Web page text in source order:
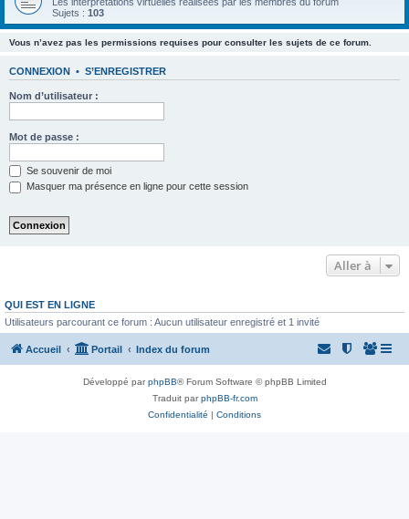
Sujets : 103
Vous n’avez pas les permissions requises pour consulter les sujets de ce forum.
CONNEXION • S’ENREGISTRER
Nom d’utilisateur :
Mot de passe :
Se souvenir de moi
Masquer ma présence en ligne pour cette session
Aller à
QUI EST EN LIGNE
Utilisateurs parcourant ce forum : Aucun utilisateur enregistré et 1 invité
Accueil Portail Index du forum
Développé parphpBB® Forum Software © phpBB Limited
Traduit parphpBB-fr.com
Confidentialité | Conditions